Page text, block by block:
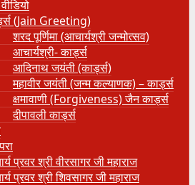
(Jain Greeting)
शरद पूर्णिमा (आचार्यश्री जन्मोत्सव)
आचार्यश्री- कार्ड्स
आदिनाथ जयंती (कार्ड्स)
महावीर जयंती (जन्म कल्याणक) – कार्ड्स
क्षमावाणी (Forgiveness) जैन कार्ड्स
दीपावली कार्ड्स
प्रवर श्री वीरसागर जी महाराज
प्रवर श्री शिवसागर जी महाराज